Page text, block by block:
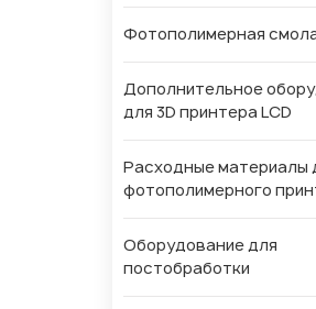
Фотополимерная
Дополнительное
для 3D принтера LCD
Расходные материалы
фотополимерного
Оборудование для
постобработки